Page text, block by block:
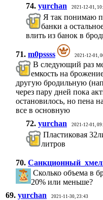
74. yurchan 2021-12-01,
Я так понимаю
банки а
влить из банок в
71. m0pssss 2021-12-01,
В следующий раз
емкость на
другую бродильную
через пару дней пока
остановилось, но пена
все в основную
72. yurchan 2021-12-01,
Пластиковая
литров
70.
Сколько объема в
20% или меньше?
69. yurchan 2021-11-30, 23:43